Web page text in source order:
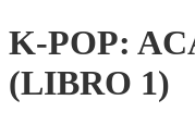
K-POP:
(LIBRO 1)